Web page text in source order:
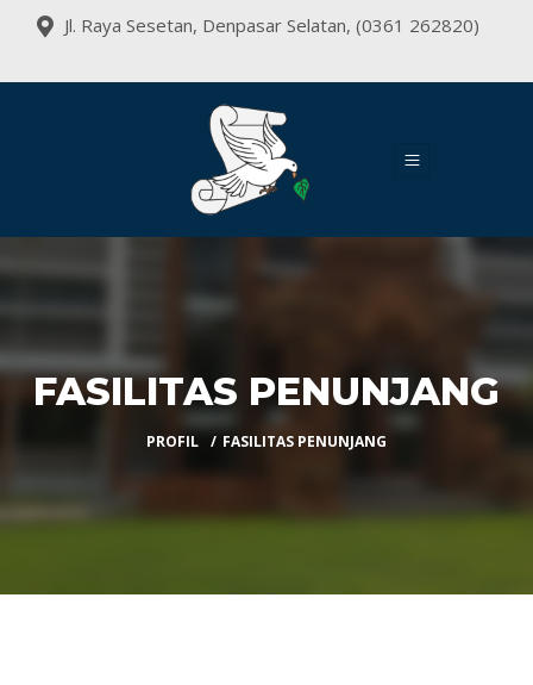
Jl. Raya Sesetan, Denpasar Selatan, (0361 262820)
FASILITAS PENUNJANG
PROFIL FASILITAS PENUNJANG